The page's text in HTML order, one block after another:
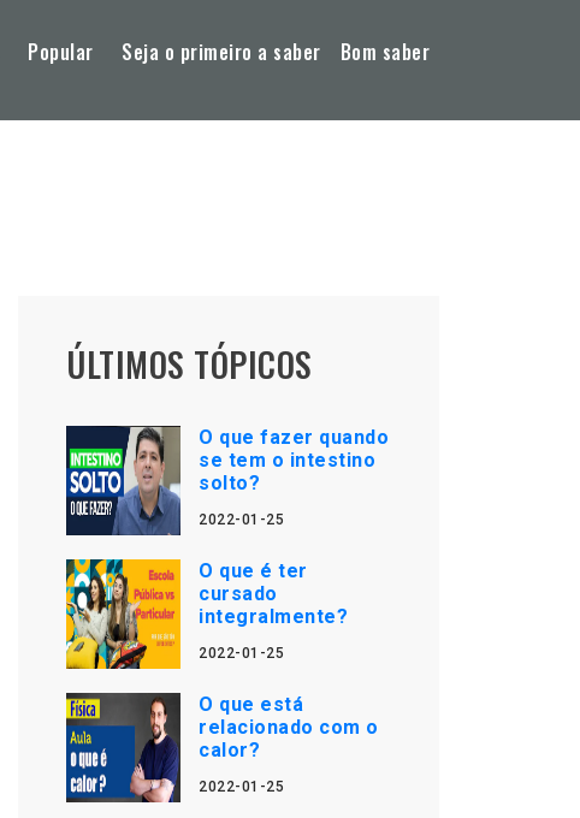
Popular Seja o primeiro a saber Bom saber
ÚLTIMOS TÓPICOS
O que fazer quando
se tem o intestino
solto?
2022-01-25
O que é ter
cursado
integralmente?
2022-01-25
O que está
relacionado com o
calor?
2022-01-25